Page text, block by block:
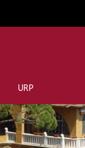
URP